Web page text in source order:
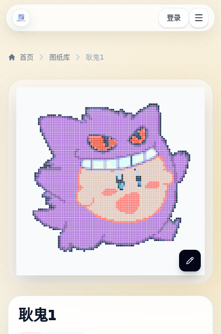
登录
首页 图纸库 耿鬼1
耿鬼1